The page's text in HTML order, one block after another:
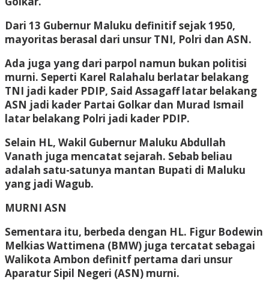
Dari 13 Gubernur Maluku definitif sejak 1950,
mayoritas berasal dari unsur TNI, Polri dan ASN.
Ada juga yang dari parpol namun bukan politisi
murni. Seperti Karel Ralahalu berlatar belakang
TNI jadi kader PDIP, Said Assagaff latar belakang
ASN jadi kader Partai Golkar dan Murad Ismail
latar belakang Polri jadi kader PDIP.
Selain HL, Wakil Gubernur Maluku Abdullah
Vanath juga mencatat sejarah. Sebab beliau
adalah satu-satunya mantan Bupati di Maluku
yang jadi Wagub.
MURNI ASN
Sementara itu, berbeda dengan HL. Figur Bodewin
Melkias Wattimena (BMW) juga tercatat sebagai
Walikota Ambon definitf pertama dari unsur
Aparatur Sipil Negeri (ASN) murni.